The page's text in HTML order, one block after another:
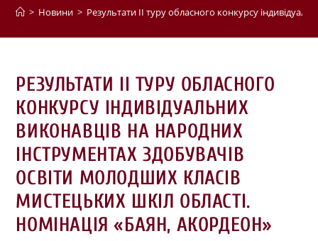
> Новини > Результати ІІ туру обласного конкурсу
РЕЗУЛЬТАТИ ІІ ТУРУ ОБЛАСНОГО
КОНКУРСУ ІНДИВІДУАЛЬНИХ
ВИКОНАВЦІВ НА НАРОДНИХ
ІНСТРУМЕНТАХ ЗДОБУВАЧІВ
ОСВІТИ МОЛОДШИХ КЛАСІВ
МИСТЕЦЬКИХ ШКІЛ ОБЛАСТІ.
НОМІНАЦІЯ «БАЯН, АКОРДЕОН»